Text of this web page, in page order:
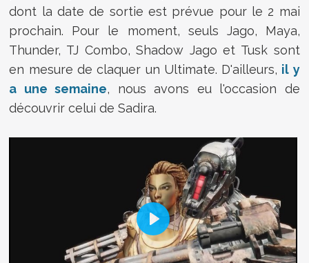
dont la date de sortie est prévue pour le 2 mai
prochain. Pour le moment, seuls Jago, Maya,
Thunder, TJ Combo, Shadow Jago et Tusk sont
en mesure de claquer un Ultimate. D'ailleurs, il y
a une semaine, nous avons eu l'occasion de
découvrir celui de Sadira.